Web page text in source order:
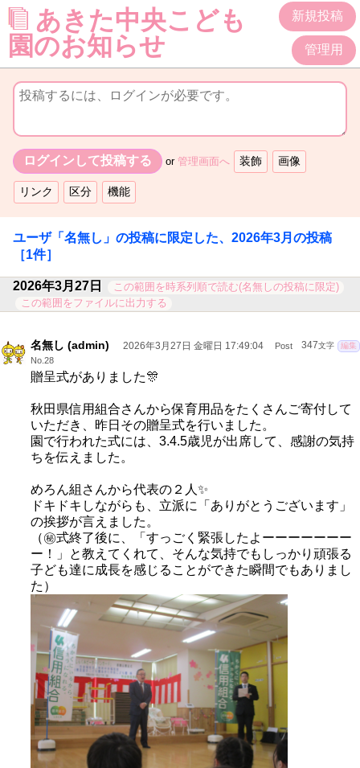
あきた中央こども
園のお知らせ
新規投稿
管理用
or 管理画面へ
ユーザ「 名無し 」の投稿に限定した、 2026年3月 の投稿
［1件］
2026年3月27日
この範囲を時系列順で読む(名無しの投稿に限定)
この範囲をファイルに出力する
347文字 編集
名無し (admin) 2026年3月27日 金曜日 17:49:04
Post
No.28
贈呈式がありました🎊
秋田県信用組合さんから保育用品をたくさんご寄付して
いただき、昨日その贈呈式を行いました。
園で行われた式には、3.4.5歳児が出席して、感謝の気持
ちを伝えました。
めろん組さんから代表の２人✨
ドキドキしながらも、立派に「ありがとうございます」
の挨拶が言えました。
（㊙️式終了後に、「すっごく緊張したよーーーーーーー
ー！」と教えてくれて、そんな気持でもしっかり頑張る
子ども達に成長を感じることができた瞬間でもありまし
た）